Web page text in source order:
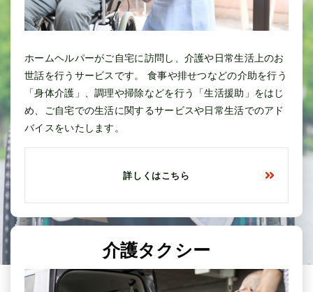
ホームヘルパーがご自宅に訪問し、介護や日常生活上のお
世話を行うサービスです。 食事や排せつなどの介助を行う
「身体介護」、調理や掃除などを行う「生活援助」をはじ
め、ご自宅での生活に関するサービスや日常生活でのアド
バイスをいたします。
詳しくはこちら
介護タクシー